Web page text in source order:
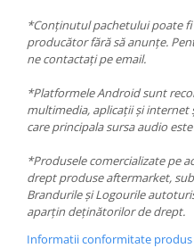
*Conținutul pachetului poate
producător fără să anunțe.
ne contactați pe email.
*Platformele Android sunt
multimedia, aplicații și
care principala sursa audio
*Produsele comercializate pe
drept produse aftermarket,
Brandurile și Logourile
aparțin deținătorilor de drept.
Informatii conformitate produs